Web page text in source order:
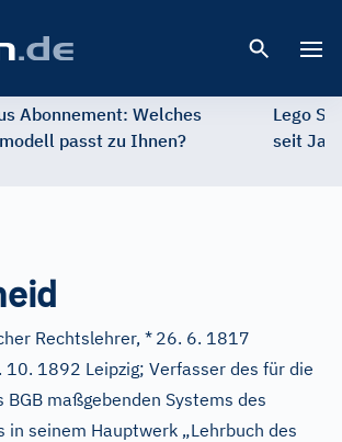
Abonnement: Welches
passt zu Ihnen?
Lego
seit
Rechtslehrer, * 26. 6. 1817
10. 1892 Leipzig; Verfasser des für die
maßgebenden Systems des
in seinem Hauptwerk „Lehrbuch des